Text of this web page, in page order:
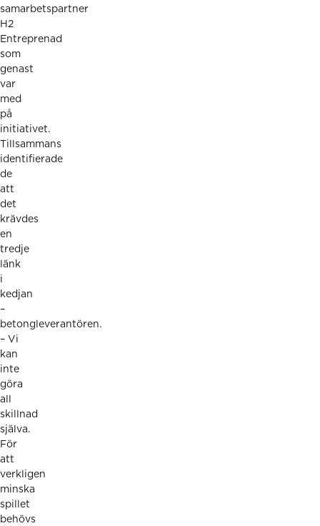
samarbetspartner
H2
Entreprenad
som
genast
var
med
på
initiativet.
Tillsammans
identifierade
de
att
det
krävdes
en
tredje
länk
i
kedjan
–
betongleverantören.
– Vi
kan
inte
göra
all
skillnad
själva.
För
att
verkligen
minska
spillet
behövs